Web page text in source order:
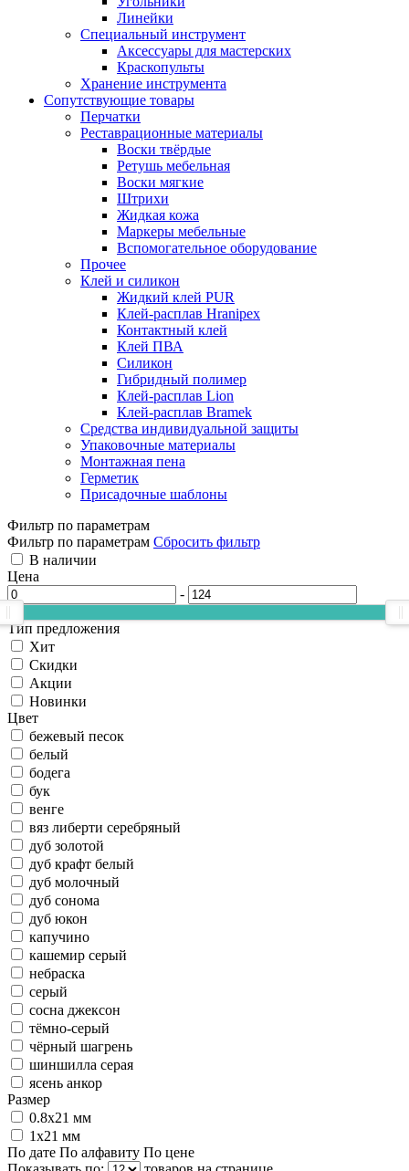
Линейки
Специальный инструмент
Аксессуары для мастерских
Краскопульты
Хранение инструмента
Сопутствующие товары
Перчатки
Реставрационные материалы
Воски твёрдые
Ретушь мебельная
Воски мягкие
Штрихи
Жидкая кожа
Маркеры мебельные
Вспомогательное оборудование
Прочее
Клей и силикон
Жидкий клей PUR
Клей-расплав Hranipex
Контактный клей
Клей ПВА
Силикон
Гибридный полимер
Клей-расплав Lion
Клей-расплав Bramek
Средства индивидуальной защиты
Упаковочные материалы
Монтажная пена
Герметик
Присадочные шаблоны
Фильтр по параметрам
Фильтр по параметрам Сбросить фильтр
В наличии
Цена
-
Тип предложения
Хит
Скидки
Акции
Новинки
Цвет
бежевый песок
белый
бодега
бук
венге
вяз либерти серебряный
дуб золотой
дуб крафт белый
дуб молочный
дуб сонома
дуб юкон
капучино
кашемир серый
небраска
серый
сосна джексон
тёмно-серый
чёрный шагрень
шиншилла серая
ясень анкор
Размер
0.8х21 мм
1х21 мм
По дате По алфавиту По цене